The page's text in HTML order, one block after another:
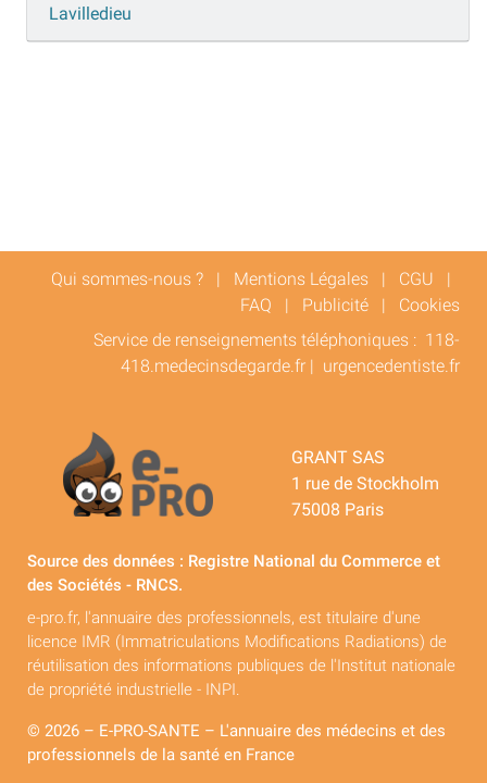
Lavilledieu
Qui sommes-nous ? | Mentions Légales | CGU |
FAQ | Publicité | Cookies
Service de renseignements téléphoniques : 118-
418.medecinsdegarde.fr | urgencedentiste.fr
GRANT SAS
1 rue de Stockholm
75008 Paris
Source des données : Registre National du Commerce et
des Sociétés - RNCS.
e-pro.fr, l'annuaire des professionnels, est titulaire d'une
licence IMR (Immatriculations Modifications Radiations) de
réutilisation des informations publiques de l'Institut nationale
de propriété industrielle - INPI.
© 2026 – E-PRO-SANTE – L'annuaire des médecins et des
professionnels de la santé en France